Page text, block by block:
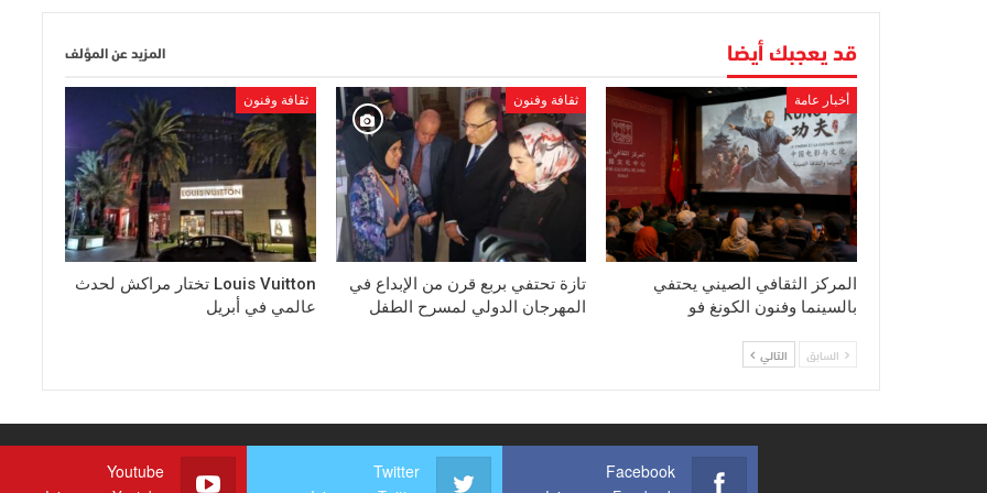
قد يعجبك أيضا المزيد عن المؤلف
أخبار عامة
المركز الثقافي الصيني يحتفي
بالسينما وفنون الكونغ فو
ثقافة وفنون
تازة تحتفي بربع قرن من الإبداع في
المهرجان الدولي لمسرح الطفل
ثقافة وفنون
Louis Vuitton تختار مراكش لحدث
عالمي في أبريل
السابق التالي
Facebook
Twitter
Youtube